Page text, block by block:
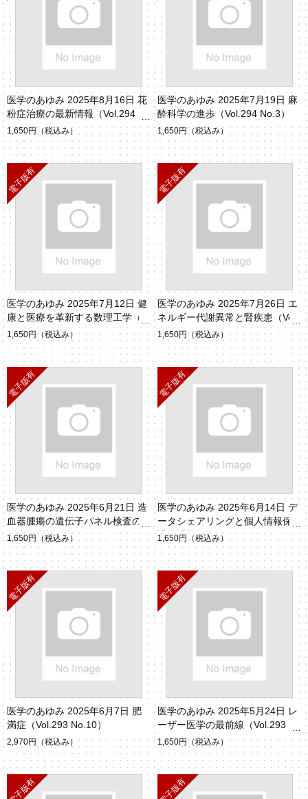
医学のあゆみ 2025年8月16日 花
粉症治療の最新情報（Vol.294 N
o.6・7）
1,650円 （税込み）
医学のあゆみ 2025年7月19日 麻
酔科学の進歩（Vol.294 No.3）
1,650円 （税込み）
医学のあゆみ 2025年7月12日 健
康と医療を革新する数理工学（V
ol.294 No.2）
1,650円 （税込み）
医学のあゆみ 2025年7月26日 エ
ネルギー代謝異常と腎疾患（Vol.
294 No.4）
1,650円 （税込み）
医学のあゆみ 2025年6月21日 造
血器腫瘍の遺伝子パネル検査の
臨床的意義（Vol.293 No.12）
1,650円 （税込み）
医学のあゆみ 2025年6月14日 デ
ータシェアリングと個人情報保
護の課題（Vol.293 No.11）
1,650円 （税込み）
医学のあゆみ 2025年6月7日 肥
満症（Vol.293 No.10）
2,970円 （税込み）
医学のあゆみ 2025年5月24日 レ
ーザー医学の最前線（Vol.293 N
o.8）
1,650円 （税込み）